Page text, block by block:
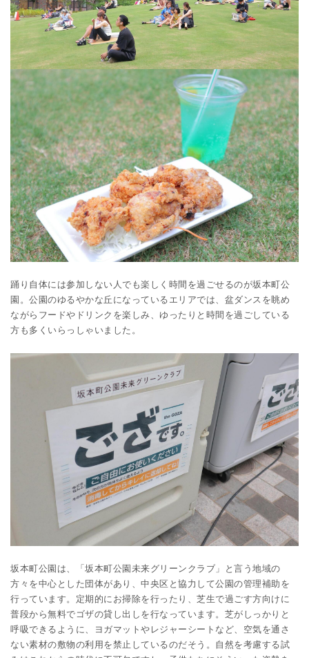
踊り自体には参加しない人でも楽しく時間を過ごせるのが坂本町公
園。公園のゆるやかな丘になっているエリアでは、盆ダンスを眺め
ながらフードやドリンクを楽しみ、ゆったりと時間を過ごしている
方も多くいらっしゃいました。
坂本町公園は、「坂本町公園未来グリーンクラブ」と言う地域の
方々を中心とした団体があり、中央区と協力して公園の管理補助を
行っています。定期的にお掃除を行ったり、芝生で過ごす方向けに
普段から無料でゴザの貸し出しを行なっています。芝がしっかりと
呼吸できるように、ヨガマットやレジャーシートなど、空気を通さ
ない素材の敷物の利用を禁止しているのだそう。自然を考慮する試